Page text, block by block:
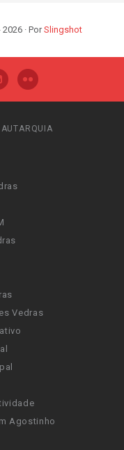
· PorSlingshot
Vedras
Agostinho